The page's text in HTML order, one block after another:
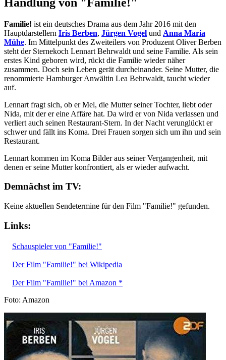
Familie! ist ein deutsches Drama aus dem Jahr 2016 mit den
Hauptdarstellern Iris Berben, Jürgen Vogel und Anna Maria
Mühe. Im Mittelpunkt des Zweiteilers von Produzent Oliver Berben
steht der Sternekoch Lennart Behrwaldt und seine Familie. Als sein
erstes Kind geboren wird, rückt die Familie wieder näher
zusammen. Doch sein Leben gerät durcheinander. Seine Mutter, die
renommierte Hamburger Anwältin Lea Behrwaldt, taucht wieder
auf.
Lennart fragt sich, ob er Mel, die Mutter seiner Tochter, liebt oder
Nida, mit der er eine Affäre hat. Da wird er von Nida verlassen und
verliert auch seinen Restaurant-Stern. In der Nacht verunglückt er
schwer und fällt ins Koma. Drei Frauen sorgen sich um ihn und sein
Restaurant.
Lennart kommen im Koma Bilder aus seiner Vergangenheit, mit
denen er seine Mutter konfrontiert, als er wieder aufwacht.
Demnächst im TV:
Keine aktuellen Sendetermine für den Film "Familie!" gefunden.
Links:
Schauspieler von "Familie!"
Der Film "Familie!" bei Wikipedia
Der Film "Familie!" bei Amazon *
Foto: Amazon